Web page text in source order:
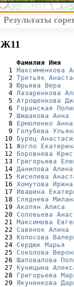
Результаты
Ж11
Фамилия Имя
1 Максименкова
  2
Третьяк
  3
Юрьева Вера
  4
Лазаренкова
  5
Атрощенкова
  6
Горанская
  7
Шишакова Анна
  8
Ермоленко Анна
  9
Голубева
10 Бурец
11 Жогло
12 Боровнева
13 Григорьева
14 Данилова Алина
15 Киселева
16 Хомутова Ирина
17 Ивашина
18 Сляднева
19 Акопян Алиса
20 Соловьева
21 Максимова
22 Савенок Алина
23 Копосова
24 Сердюк Марья
25 Соколова
26 Шаповалова
27 Куницына
28 Григорьева
29 Якуненкова